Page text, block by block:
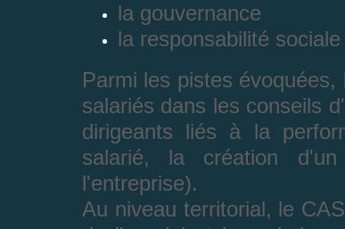
la gouvernance
la responsabilité
Parmi les pistes
salariés dans les conseils
dirigeants liés à la
salarié, la création
l'entreprise).
Au niveau territorial, le